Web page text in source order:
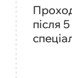
після